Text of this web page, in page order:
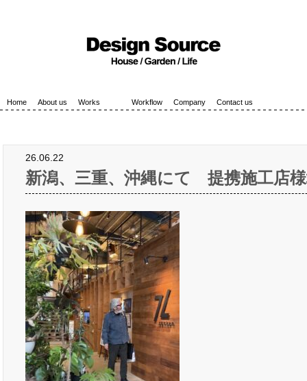
Home About us Works Workflow Company Contact us
26.06.22
新潟、三重、沖縄にて 提携施工店